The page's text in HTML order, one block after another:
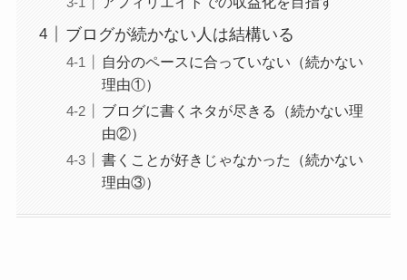
ブログが続かない人は結構いる
自分のペースに合っていない（続かない
理由①）
ブログに書くネタが尽きる（続かない理
由②）
書くことが好きじゃなかった（続かない
理由③）